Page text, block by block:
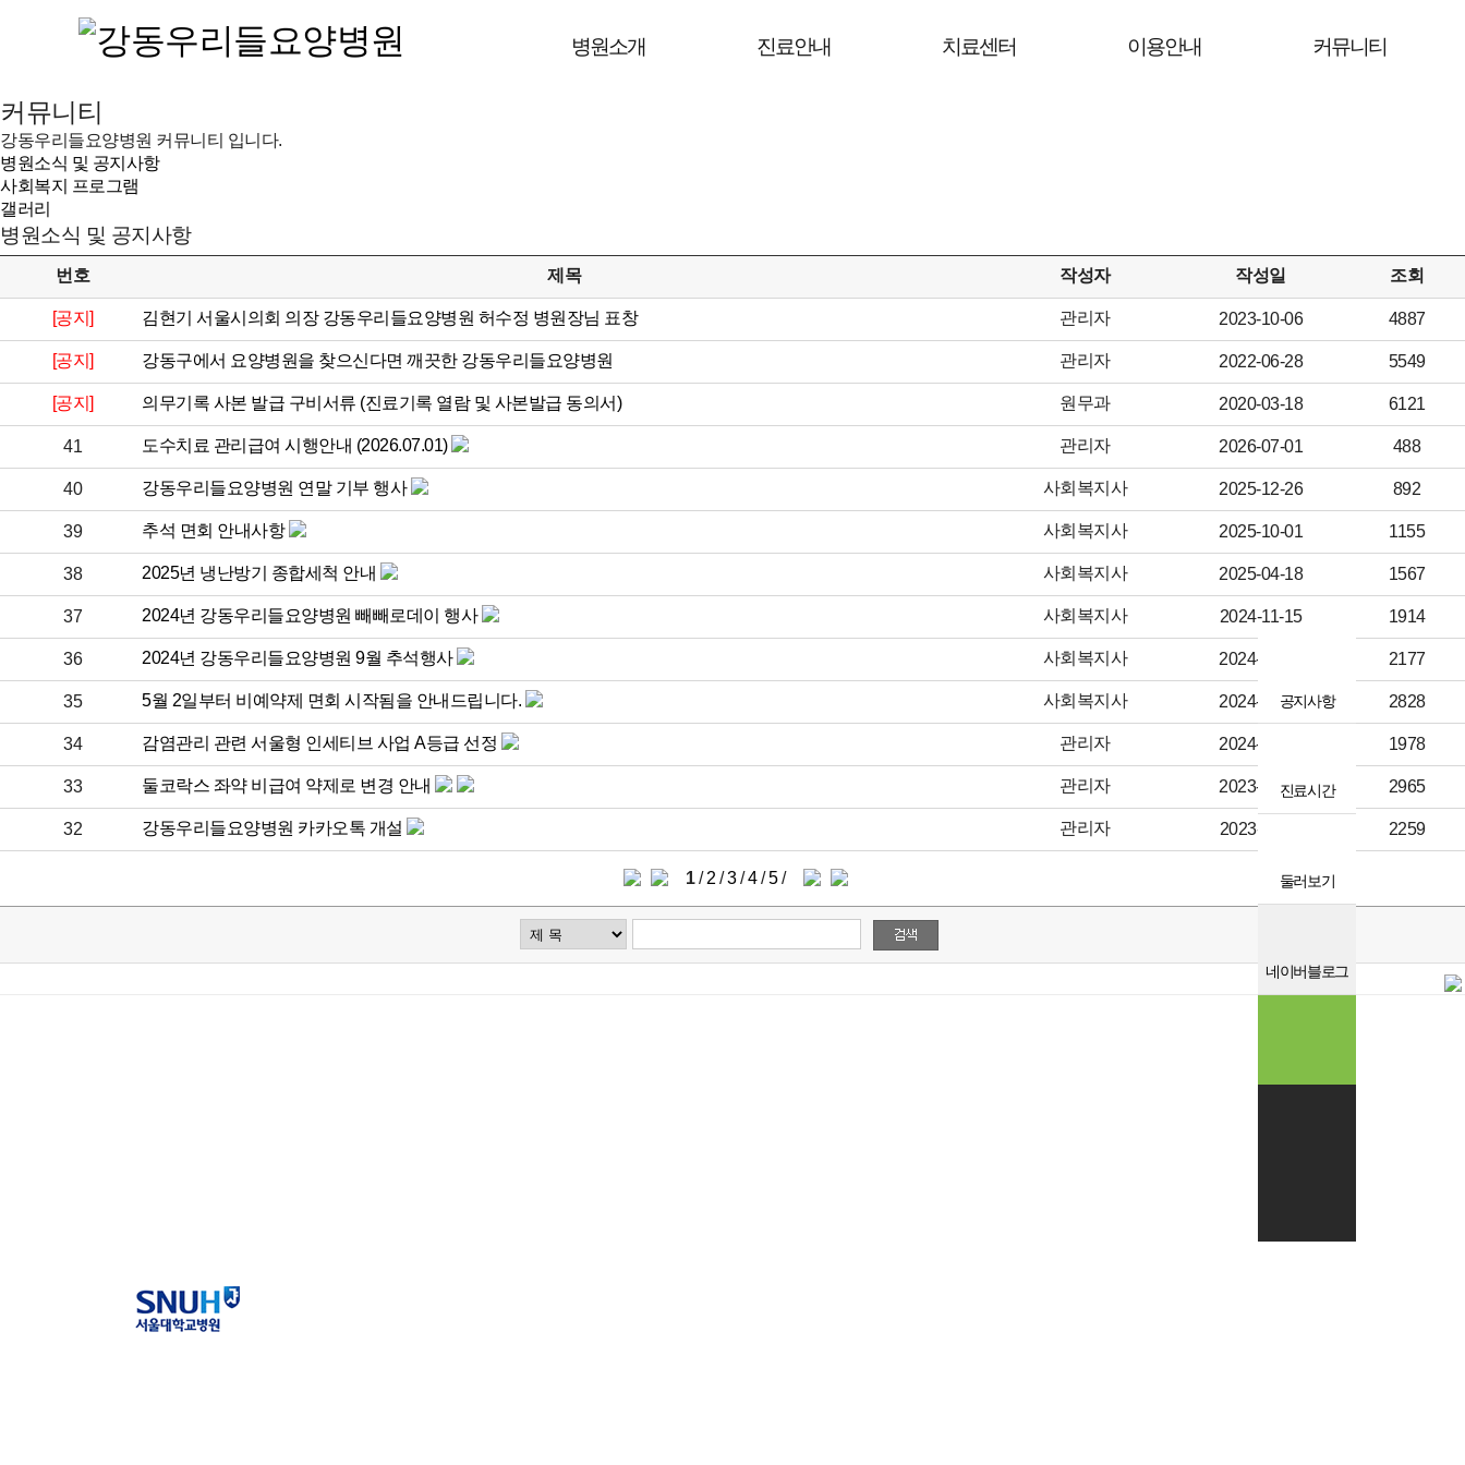
공지사항
진료시간
둘러보기
네이버블로그
병원소개 진료안내 치료센터 이용안내 커뮤니티
커뮤니티
강동우리들요양병원 커뮤니티 입니다.
병원소식 및 공지사항
사회복지 프로그램
갤러리
병원소식 및 공지사항
번호 제목 작성자 작성일 조회
[공지] 김현기 서울시의회 의장 강동우리들요양병원 허수정 병원장님 표창 관리자 2023-10-06 4887
[공지] 강동구에서 요양병원을 찾으신다면 깨끗한 강동우리들요양병원 관리자 2022-06-28 5549
[공지] 의무기록 사본 발급 구비서류 (진료기록 열람 및 사본발급 동의서) 원무과 2020-03-18 6121
41 도수치료 관리급여 시행안내 (2026.07.01) 관리자 2026-07-01 488
40 강동우리들요양병원 연말 기부 행사 사회복지사 2025-12-26 892
39 추석 면회 안내사항 사회복지사 2025-10-01 1155
38 2025년 냉난방기 종합세척 안내 사회복지사 2025-04-18 1567
37 2024년 강동우리들요양병원 빼빼로데이 행사 사회복지사 2024-11-15 1914
36 2024년 강동우리들요양병원 9월 추석행사 사회복지사 2024-09-30 2177
35 5월 2일부터 비예약제 면회 시작됨을 안내드립니다. 사회복지사 2024-04-29 2828
34 감염관리 관련 서울형 인세티브 사업 A등급 선정 관리자 2024-01-02 1978
33 둘코락스 좌약 비급여 약제로 변경 안내 관리자 2023-09-26 2965
32 강동우리들요양병원 카카오톡 개설 관리자 2023-08-11 2259
1/2/3/4/5/